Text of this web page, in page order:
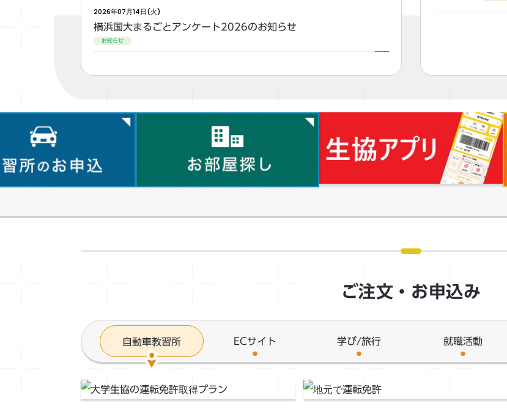
2026年07月14日(火)
横浜国大まるごとアンケート2026のお知らせ
お知らせ
2026年04月01日(水)
コピーカード販売終了のお知らせ
ご注文・お申込み
自動車教習所 ECサイト 学び/旅行 就職活動